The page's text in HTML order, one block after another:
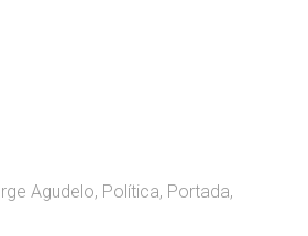
Agudelo, Política, Portada,